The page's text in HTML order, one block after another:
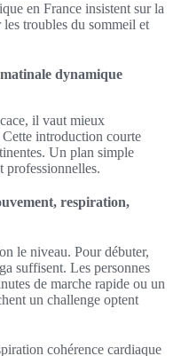
en France insistent sur la
troubles du sommeil et
dynamique
il vaut mieux
introduction courte
Un plan simple
professionnelles.
respiration,
le niveau. Pour débuter,
suffisent. Les personnes
de marche rapide ou un
un challenge optent
cohérence cardiaque